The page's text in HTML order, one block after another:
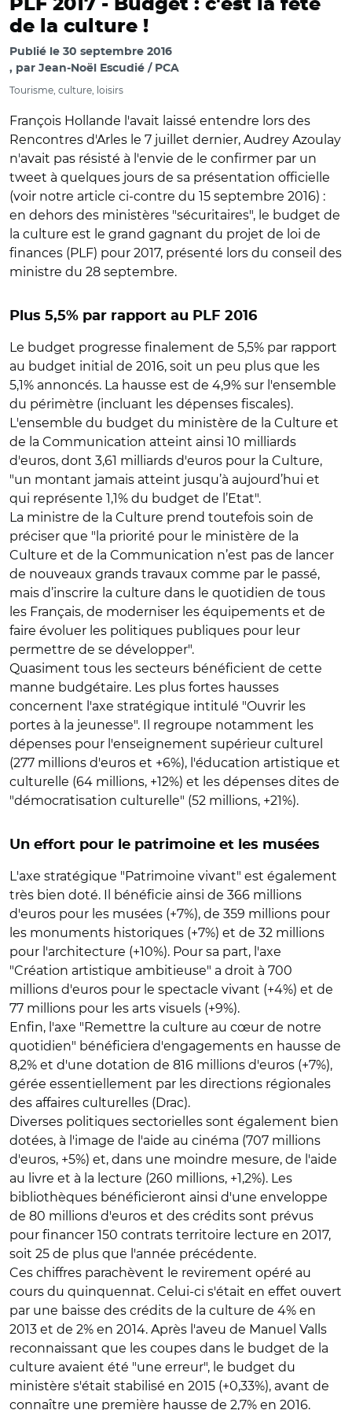
PLF 2017 - Budget : c'est la fête
de la culture !
Publié le 30 septembre 2016
par Jean-Noël Escudié / PCA
Tourisme, culture, loisirs
François Hollande l'avait laissé entendre lors des
Rencontres d'Arles le 7 juillet dernier, Audrey Azoulay
n'avait pas résisté à l'envie de le confirmer par un
tweet à quelques jours de sa présentation officielle
(voir notre article ci-contre du 15 septembre 2016) :
en dehors des ministères "sécuritaires", le budget de
la culture est le grand gagnant du projet de loi de
finances (PLF) pour 2017, présenté lors du conseil des
ministre du 28 septembre.
Plus 5,5% par rapport au PLF 2016
Le budget progresse finalement de 5,5% par rapport
au budget initial de 2016, soit un peu plus que les
5,1% annoncés. La hausse est de 4,9% sur l'ensemble
du périmètre (incluant les dépenses fiscales).
L'ensemble du budget du ministère de la Culture et
de la Communication atteint ainsi 10 milliards
d'euros, dont 3,61 milliards d'euros pour la Culture,
"un montant jamais atteint jusqu’à aujourd’hui et
qui représente 1,1% du budget de l’Etat".
La ministre de la Culture prend toutefois soin de
préciser que "la priorité pour le ministère de la
Culture et de la Communication n’est pas de lancer
de nouveaux grands travaux comme par le passé,
mais d’inscrire la culture dans le quotidien de tous
les Français, de moderniser les équipements et de
faire évoluer les politiques publiques pour leur
permettre de se développer".
Quasiment tous les secteurs bénéficient de cette
manne budgétaire. Les plus fortes hausses
concernent l'axe stratégique intitulé "Ouvrir les
portes à la jeunesse". Il regroupe notamment les
dépenses pour l'enseignement supérieur culturel
(277 millions d'euros et +6%), l'éducation artistique et
culturelle (64 millions, +12%) et les dépenses dites de
"démocratisation culturelle" (52 millions, +21%).
Un effort pour le patrimoine et les musées
L'axe stratégique "Patrimoine vivant" est également
très bien doté. Il bénéficie ainsi de 366 millions
d'euros pour les musées (+7%), de 359 millions pour
les monuments historiques (+7%) et de 32 millions
pour l'architecture (+10%). Pour sa part, l'axe
"Création artistique ambitieuse" a droit à 700
millions d'euros pour le spectacle vivant (+4%) et de
77 millions pour les arts visuels (+9%).
Enfin, l'axe "Remettre la culture au cœur de notre
quotidien" bénéficiera d'engagements en hausse de
8,2% et d'une dotation de 816 millions d'euros (+7%),
gérée essentiellement par les directions régionales
des affaires culturelles (Drac).
Diverses politiques sectorielles sont également bien
dotées, à l'image de l'aide au cinéma (707 millions
d'euros, +5%) et, dans une moindre mesure, de l'aide
au livre et à la lecture (260 millions, +1,2%). Les
bibliothèques bénéficieront ainsi d'une enveloppe
de 80 millions d'euros et des crédits sont prévus
pour financer 150 contrats territoire lecture en 2017,
soit 25 de plus que l'année précédente.
Ces chiffres parachèvent le revirement opéré au
cours du quinquennat. Celui-ci s'était en effet ouvert
par une baisse des crédits de la culture de 4% en
2013 et de 2% en 2014. Après l'aveu de Manuel Valls
reconnaissant que les coupes dans le budget de la
culture avaient été "une erreur", le budget du
ministère s'était stabilisé en 2015 (+0,33%), avant de
connaître une première hausse de 2,7% en 2016.